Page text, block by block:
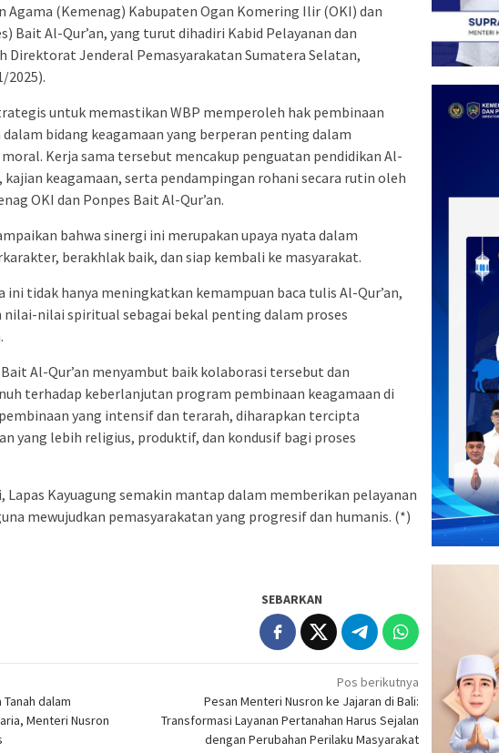
Agama (Kemenag) Kabupaten Ogan Komering Ilir (OKI) dan
Bait Al-Qur’an, yang turut dihadiri Kabid Pelayanan dan
Direktorat Jenderal Pemasyarakatan Sumatera Selatan,
2025).
untuk memastikan WBP memperoleh hak pembinaan
bidang keagamaan yang berperan penting dalam
Kerja sama tersebut mencakup penguatan pendidikan Al-
kajian keagamaan, serta pendampingan rohani secara rutin oleh
OKI dan Ponpes Bait Al-Qur’an.
bahwa sinergi ini merupakan upaya nyata dalam
berakhlak baik, dan siap kembali ke masyarakat.
ini tidak hanya meningkatkan kemampuan baca tulis Al-Qur’an,
nilai spiritual sebagai bekal penting dalam proses
Al-Qur’an menyambut baik kolaborasi tersebut dan
terhadap keberlanjutan program pembinaan keagamaan di
yang intensif dan terarah, diharapkan tercipta
yang lebih religius, produktif, dan kondusif bagi proses
Lapas Kayuagung semakin mantap dalam memberikan pelayanan
mewujudkan pemasyarakatan yang progresif dan humanis. (*)
SEBARKAN
dalam
Menteri Nusron
Pos berikutnya
Pesan Menteri Nusron ke Jajaran di Bali:
Transformasi Layanan Pertanahan Harus Sejalan
dengan Perubahan Perilaku Masyarakat